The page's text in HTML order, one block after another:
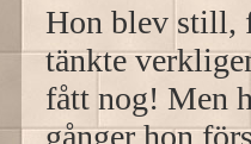
Hon blev still,
tänkte
fått nog! Men
gånger hon